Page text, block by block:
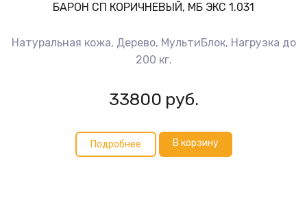
БАРОН СП КОРИЧНЕВЫЙ, МБ ЭКС 1.031
Натуральная кожа, Дерево, МультиБлок, Нагрузка до
200 кг.
33800 руб.
Подробнее В корзину